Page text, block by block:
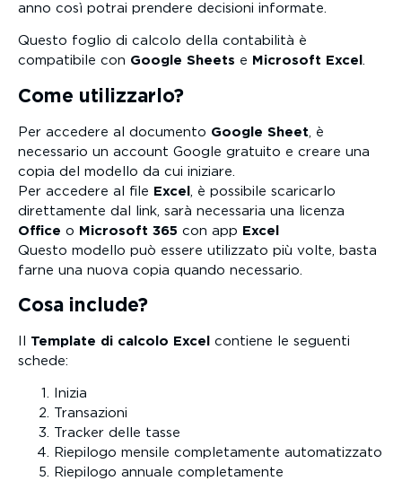
anno così potrai prendere decisioni informate.
Questo foglio di calcolo della contabilità è
compatibile con Google Sheets e Microsoft Excel .
Come utilizzarlo?
Per accedere al documento Google Sheet , è
necessario un account Google gratuito e creare una
copia del modello da cui iniziare.
Per accedere al file Excel
, è possibile scaricarlo
direttamente dal link, sarà necessaria una licenza
Office o Microsoft 365 con app Excel
Questo modello può essere utilizzato più volte, basta
farne una nuova copia quando necessario.
Cosa include?
Template di calcolo Excel
contiene le seguenti
schede:
Inizia
Transazioni
Tracker delle tasse
Riepilogo mensile completamente automatizzato
Riepilogo annuale completamente